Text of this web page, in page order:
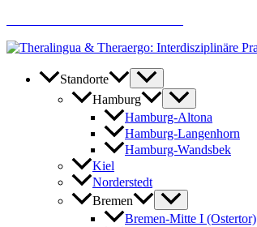
springen
Standorte
Hamburg
Hamburg-Altona
Hamburg-Langenhorn
Hamburg-Wandsbek
Kiel
Norderstedt
Bremen
Bremen-Mitte I (Ostertor)